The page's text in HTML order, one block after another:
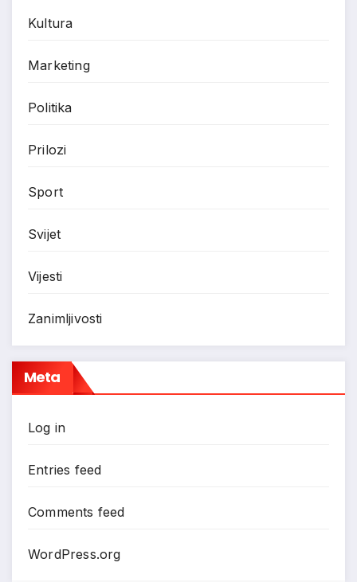
Kultura
Marketing
Politika
Prilozi
Sport
Svijet
Vijesti
Zanimljivosti
Meta
Log in
Entries feed
Comments feed
WordPress.org